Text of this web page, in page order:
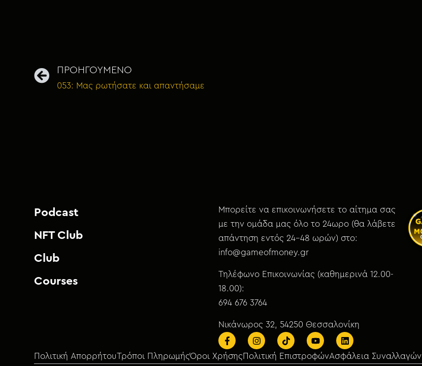
ΠΡΟΗΓΟΥΜΕΝΟ
053: Μας ρωτήσατε και απαντήσαμε
Podcast
NFT Club
Club
Courses
Μπορείτε να επικοινωνήσετε το αίτημα σας
με την ομάδα μας όλο το 24ωρο (θα λάβετε
απάντηση εντός 24-48 ωρών) στο:
info@gameofmoney.gr
Τηλέφωνο Επικοινωνίας (καθημερινά 12.00-
18.00):
694 676 3764
Νικάνωρος 32, 54250 Θεσσαλονίκη
Πολιτική ΑπορρήτουΤρόποι ΠληρωμήςΌροι ΧρήσηςΠολιτική ΕπιστροφώνΑσφάλεια Συναλλαγών